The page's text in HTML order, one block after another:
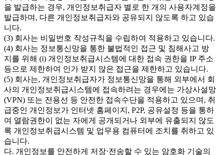
을 발급하는 경우, 개인정보취급자 별로 한 개의 사용자계정을
발급하며, 다른 개인정보취급자와 공유되지 않도록 하고 있습
니다.
(3) 회사는 비밀번호 작성규칙을 수립하여 적용하고 있습니다.
(4) 회사는 정보통신망을 통한 불법적인 접근 및 침해사고 방
지를 위해 (i) 개인정보취급시스템에 대한 접속 권한을 IP 주소
등으로 제한하여 인가 받지 않은 접근을 제한하고 있습니다.
(5) 회사는, 개인정보취급자가 정보통신망을 통해 외부에서 회
사의 개인정보취급시스템에 접속하려는 경우에는 가상사설망
(VPN) 또는 전용선 등 안전한 접속수단을 적용하고 있으며, 취
급중인 개인정보가 인터넷 홈페이지, P2P, 공유설정 등을 통하
여 열람권한이 없는 자에게 공개되거나 외부에 유출되지 않도
록 개인정보취급시스템 및 업무용 컴퓨터에 조치를 취하고 있
습니다.
다. 개인정보를 안전하게 저장⋅전송할 수 있는 암호화 기술의